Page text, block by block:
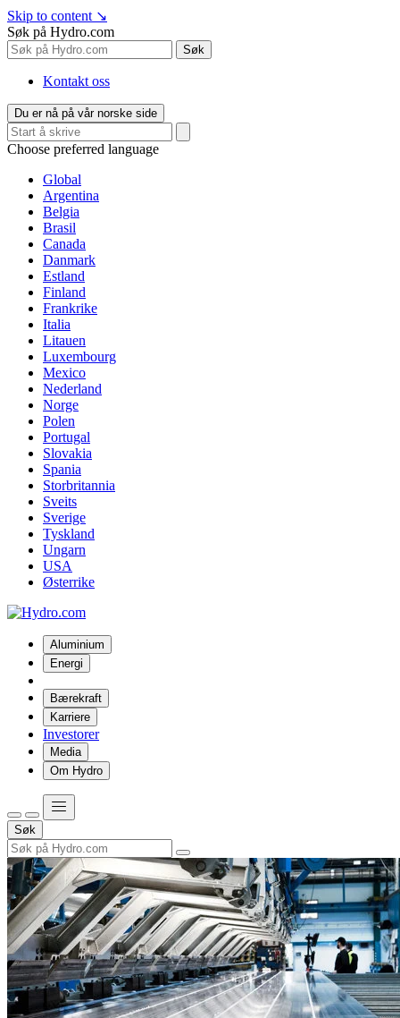
Skip to content ↘
Søk på Hydro.com
Søk
Kontakt oss
Du er nå på vår norske side
Choose preferred language
Global
Argentina
Belgia
Brasil
Canada
Danmark
Estland
Finland
Frankrike
Italia
Litauen
Luxembourg
Mexico
Nederland
Norge
Polen
Portugal
Slovakia
Spania
Storbritannia
Sveits
Sverige
Tyskland
Ungarn
USA
Østerrike
Aluminium
Energi
Bærekraft
Karriere
Investorer
Media
Om Hydro
Søk